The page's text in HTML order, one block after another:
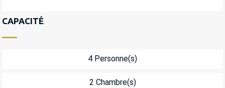
CAPACITÉ
4 Personne(s)
2 Chambre(s)